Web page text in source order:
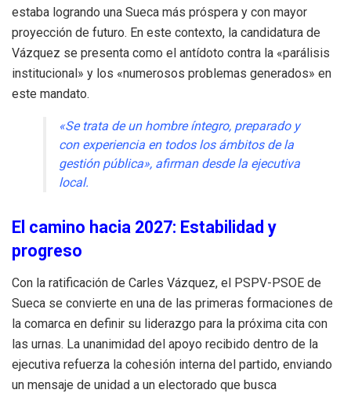
estaba logrando una Sueca más próspera y con mayor
proyección de futuro. En este contexto, la candidatura de
Vázquez se presenta como el antídoto contra la «parálisis
institucional» y los «numerosos problemas generados» en
este mandato.
«Se trata de un hombre íntegro, preparado y
con experiencia en todos los ámbitos de la
gestión pública», afirman desde la ejecutiva
local.
El camino hacia 2027: Estabilidad y
progreso
Con la ratificación de Carles Vázquez, el PSPV-PSOE de
Sueca se convierte en una de las primeras formaciones de
la comarca en definir su liderazgo para la próxima cita con
las urnas. La unanimidad del apoyo recibido dentro de la
ejecutiva refuerza la cohesión interna del partido, enviando
un mensaje de unidad a un electorado que busca